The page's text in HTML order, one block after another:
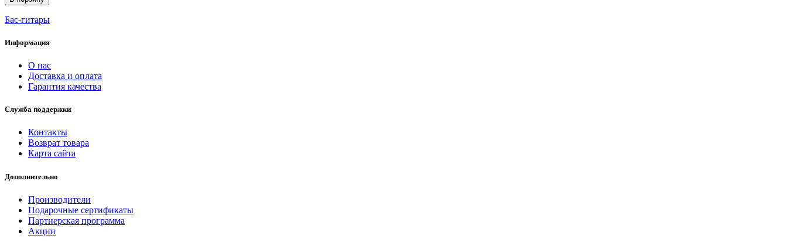
Бас-гитары
Информация
О нас
Доставка и оплата
Гарантия качества
Служба поддержки
Контакты
Возврат товара
Карта сайта
Дополнительно
Производители
Подарочные сертификаты
Партнерская программа
Акции